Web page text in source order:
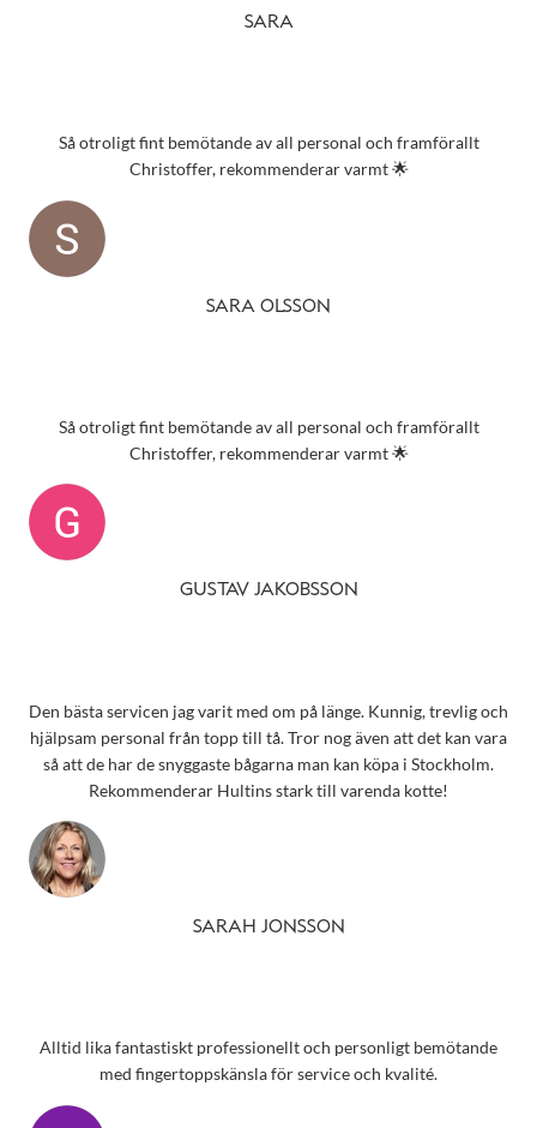
SARA
Så otroligt fint bemötande av all personal och framförallt
Christoffer, rekommenderar varmt 🌟
SARA OLSSON
Så otroligt fint bemötande av all personal och framförallt
Christoffer, rekommenderar varmt 🌟
GUSTAV JAKOBSSON
Den bästa servicen jag varit med om på länge. Kunnig, trevlig och
hjälpsam personal från topp till tå. Tror nog även att det kan vara
så att de har de snyggaste bågarna man kan köpa i Stockholm.
Rekommenderar Hultins stark till varenda kotte!
SARAH JONSSON
Alltid lika fantastiskt professionellt och personligt bemötande
med fingertoppskänsla för service och kvalité.